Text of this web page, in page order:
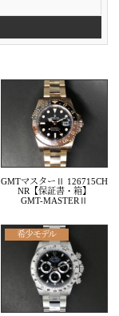
GMTマスターⅡ 126715CH
NR【保証書・箱】
GMT-MASTERⅡ
希少モデル